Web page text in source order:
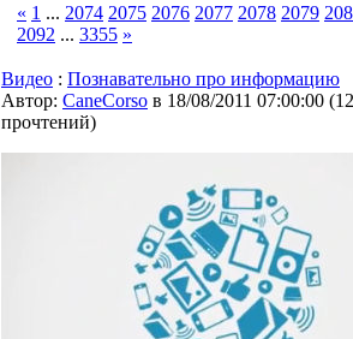
« 1 ... 2074 2075 2076 2077 2078 2079
2092 ... 3355 »
Видео : Познавательно про информацию
Автор: CaneCorso в 18/08/2011 07:00:00 (
прочтений)